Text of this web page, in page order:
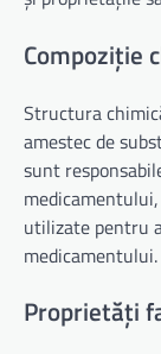
Compoziție
Structura
amestec de
sunt
utilizate pentru
medicamentului.
Proprietăți